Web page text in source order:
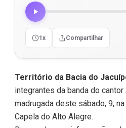
1x Compartilhar
Território da Bacia do
integrantes da banda do cantor
madrugada deste sábado, 9,
Capela do Alto Alegre.